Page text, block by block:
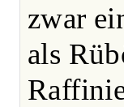
zwar
als